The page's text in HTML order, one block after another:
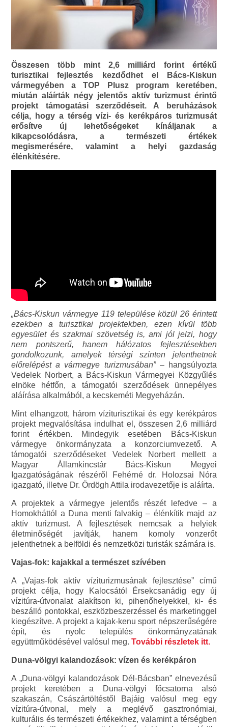
Összesen több mint 2,6 milliárd forint értékű
turisztikai fejlesztés kezdődhet el Bács-Kiskun
vármegyében a TOP Plusz program keretében,
miután aláírták négy jelentős aktív turizmust érintő
projekt támogatási szerződéseit. A beruházások
célja, hogy a térség vízi- és kerékpáros turizmusát
erősítve új lehetőségeket kínáljanak a
kikapcsolódásra, a természeti értékek
megismerésére, valamint a helyi gazdaság
élénkítésére.
„Bács-Kiskun vármegye 119 települése közül 26 érintett
ezekben a turisztikai projektekben, ezen kívül több
egyesület és szakmai szövetség is, ami jól jelzi, hogy
nem pontszerű, hanem hálózatos fejlesztésekben
gondolkozunk, amelyek térségi szinten jelenthetnek
előrelépést a vármegye turizmusában”– hangsúlyozta
Vedelek Norbert, a Bács-Kiskun Vármegyei Közgyűlés
elnöke hétfőn, a támogatói szerződések ünnepélyes
aláírása alkalmából, a kecskeméti Megyeházán.
Mint elhangzott, három víziturisztikai és egy kerékpáros
projekt megvalósítása indulhat el, összesen 2,6 milliárd
forint értékben. Mindegyik esetében Bács-Kiskun
vármegye önkormányzata a konzorciumvezető. A
támogatói szerződéseket Vedelek Norbert mellett a
Magyar Államkincstár Bács-Kiskun Megyei
Igazgatóságának részéről Fehérné dr. Holozsai Nóra
igazgató, illetve Dr. Ördögh Attila irodavezetője is aláírta.
A projektek a vármegye jelentős részét lefedve – a
Homokháttól a Duna menti falvakig – élénkítik majd az
aktív turizmust. A fejlesztések nemcsak a helyiek
életminőségét javítják, hanem komoly vonzerőt
jelenthetnek a belföldi és nemzetközi turisták számára is.
Vajas-fok: kajakkal a természet szívében
A „Vajas-fok aktív víziturizmusának fejlesztése” című
projekt célja, hogy Kalocsától Érsekcsanádig egy új
vízitúra-útvonalat alakítson ki, pihenőhelyekkel, ki- és
beszálló pontokkal, eszközbeszerzéssel és marketinggel
kiegészítve. A projekt a kajak-kenu sport népszerűségére
épít, és nyolc település önkormányzatának
együttműködésével valósul meg.További részletek itt.
Duna-völgyi kalandozások: vízen és kerékpáron
A „Duna-völgyi kalandozások Dél-Bácsban” elnevezésű
projekt keretében a Duna-völgyi főcsatorna alsó
szakaszán, Császártöltéstől Bajáig valósul meg egy
vízitúra-útvonal, mely a meglévő gasztronómiai,
kulturális és természeti értékekhez, valamint a térségben